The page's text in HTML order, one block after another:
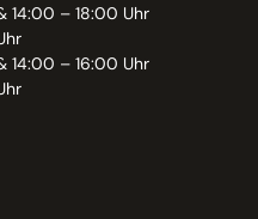
14:00 – 18:00 Uhr
14:00 – 16:00 Uhr